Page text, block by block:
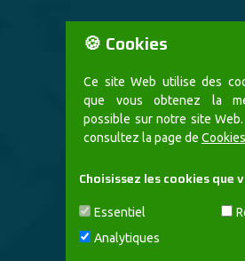
🍪 Cookies
Ce site Web utilise des
que vous obtenez la
possible sur notre site
consultez la page de Cookies
Choisissez les cookies que
Essentiel
Analytiques